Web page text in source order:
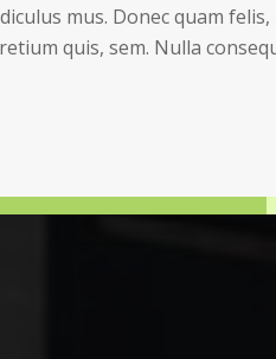
mus. Donec quam
quis, sem. Nulla